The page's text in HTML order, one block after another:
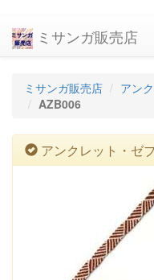
ミサンガ販売店
ミサンガ販売店 アン
AZB006
アンクレット・ゼ